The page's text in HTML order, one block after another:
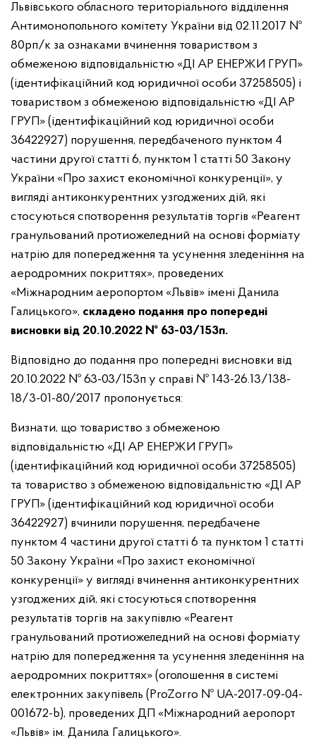
Львівського обласного територіального відділення
Антимонопольного комітету України від 02.11.2017 №
80рп/к за ознаками вчинення товариством з
обмеженою відповідальністю «ДІ АР ЕНЕРЖИ ГРУП»
(ідентифікаційний код юридичної особи 37258505) і
товариством з обмеженою відповідальністю «ДІ АР
ГРУП» (ідентифікаційний код юридичної особи
36422927) порушення, передбаченого пунктом 4
частини другої статті 6, пунктом 1 статті 50 Закону
України «Про захист економічної конкуренції», у
вигляді антиконкурентних узгоджених дій, які
стосуються спотворення результатів торгів «Реагент
гранульований протиожеледний на основі форміату
натрію для попередження та усунення зледеніння на
аеродромних покриттях», проведених
«Міжнародним аеропортом «Львів» імені Данила
Галицького», складено подання про попередні
висновки від 20.10.2022 № 63-03/153п.
Відповідно до подання про попередні висновки від
20.10.2022 № 63-03/153п у справі № 143-26.13/138-
18/3-01-80/2017 пропонується:
Визнати, що товариство з обмеженою
відповідальністю «ДІ АР ЕНЕРЖИ ГРУП»
(ідентифікаційний код юридичної особи 37258505)
та товариство з обмеженою відповідальністю «ДІ АР
ГРУП» (ідентифікаційний код юридичної особи
36422927) вчинили порушення, передбачене
пунктом 4 частини другої статті 6 та пунктом 1 статті
50 Закону України «Про захист економічної
конкуренції» у вигляді вчинення антиконкурентних
узгоджених дій, які стосуються спотворення
результатів торгів на закупівлю «Реагент
гранульований протиожеледний на основі форміату
натрію для попередження та усунення зледеніння на
аеродромних покриттях» (оголошення в системі
електронних закупівель (ProZorro № UA-2017-09-04-
001672-b), проведених ДП «Міжнародний аеропорт
«Львів» ім. Данила Галицького».